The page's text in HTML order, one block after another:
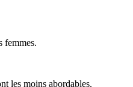
femmes.
les moins abordables.